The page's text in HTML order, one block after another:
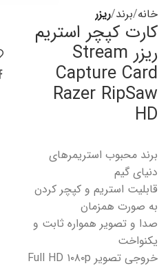
خانه برند ریزر
کارت کپچر استریم
ریزر Stream
Capture Card
Razer RipSaw
HD
برند محبوب استریمرهای
دنیای گیم
قابلیت استریم و کپچر کردن
به صورت همزمان
صدا و تصویر همواره ثابت و
یکنواخت
خروجی تصویر Full HD ۱۰۸۰p